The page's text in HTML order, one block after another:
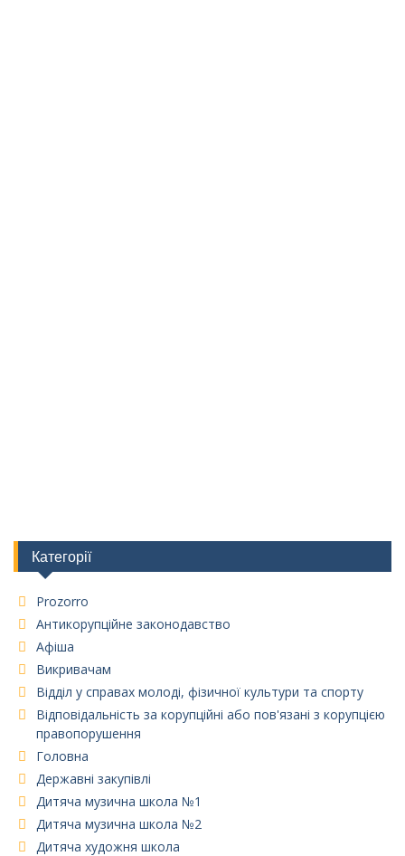
Категорії
Prozorro
Антикорупційне законодавство
Афіша
Викривачам
Відділ у справах молоді, фізичної культури та спорту
Відповідальність за корупційні або пов'язані з корупцією
правопорушення
Головна
Державні закупівлі
Дитяча музична школа №1
Дитяча музична школа №2
Дитяча художня школа